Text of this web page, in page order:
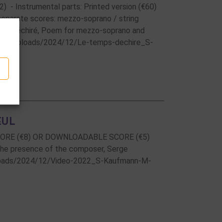
- Instrumental parts: Printed version (€60)
scores: mezzo-soprano / string
déchiré, Poem for mezzo-soprano and
uploads/2024/12/Le-temps-dechire_S-
(€8) OR DOWNLOADABLE SCORE (€5)
presence of the composer, Serge
2024/12/Video-2022_S-Kaufmann-M-